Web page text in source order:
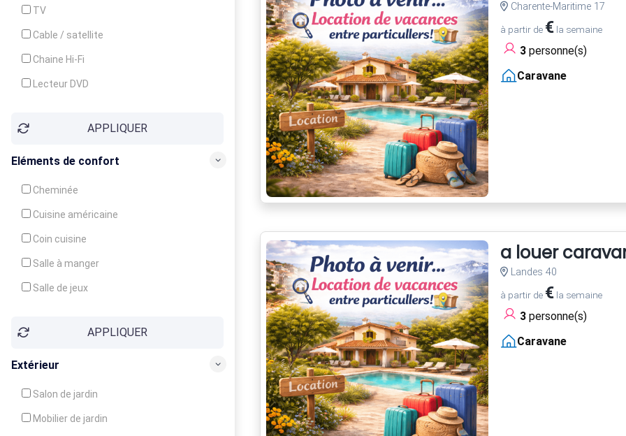
TV
Cable / satellite
Chaine Hi-Fi
Lecteur DVD
APPLIQUER
Eléments de confort
Cheminée
Cuisine américaine
Coin cuisine
Salle à manger
Salle de jeux
Balcon / Terrasse
APPLIQUER
Extérieur
Salon de jardin
Mobilier de jardin
Charente-Maritime 17
à partir de €la semaine
3personne(s)
Caravane
a louer
Landes 40
à partir de €la semaine
3personne(s)
Caravane